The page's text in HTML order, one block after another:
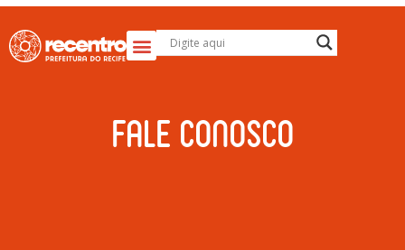
Fale conosco